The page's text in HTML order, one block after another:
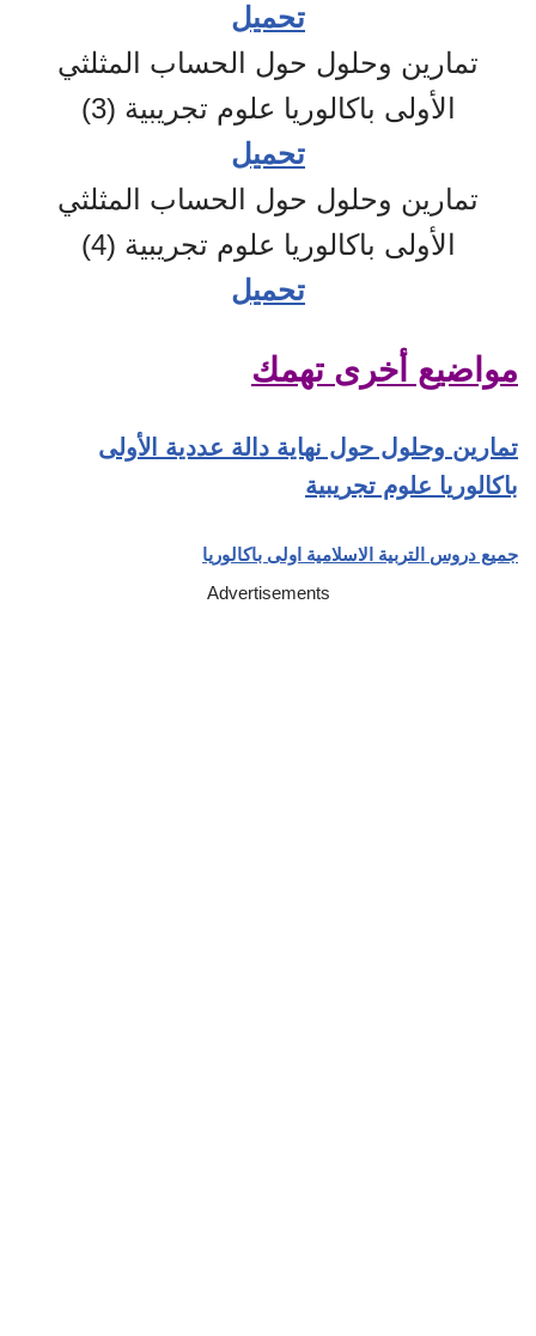
تحميل
تمارين وحلول حول الحساب المثلثي
الأولى باكالوريا علوم تجريبية (3)
تحميل
تمارين وحلول حول الحساب المثلثي
الأولى باكالوريا علوم تجريبية (4)
تحميل
مواضيع أخرى تهمك
تمارين وحلول حول نهاية دالة عددية الأولى
باكالوريا علوم تجريبية
جميع دروس التربية الاسلامية اولى باكالوريا
Advertisements